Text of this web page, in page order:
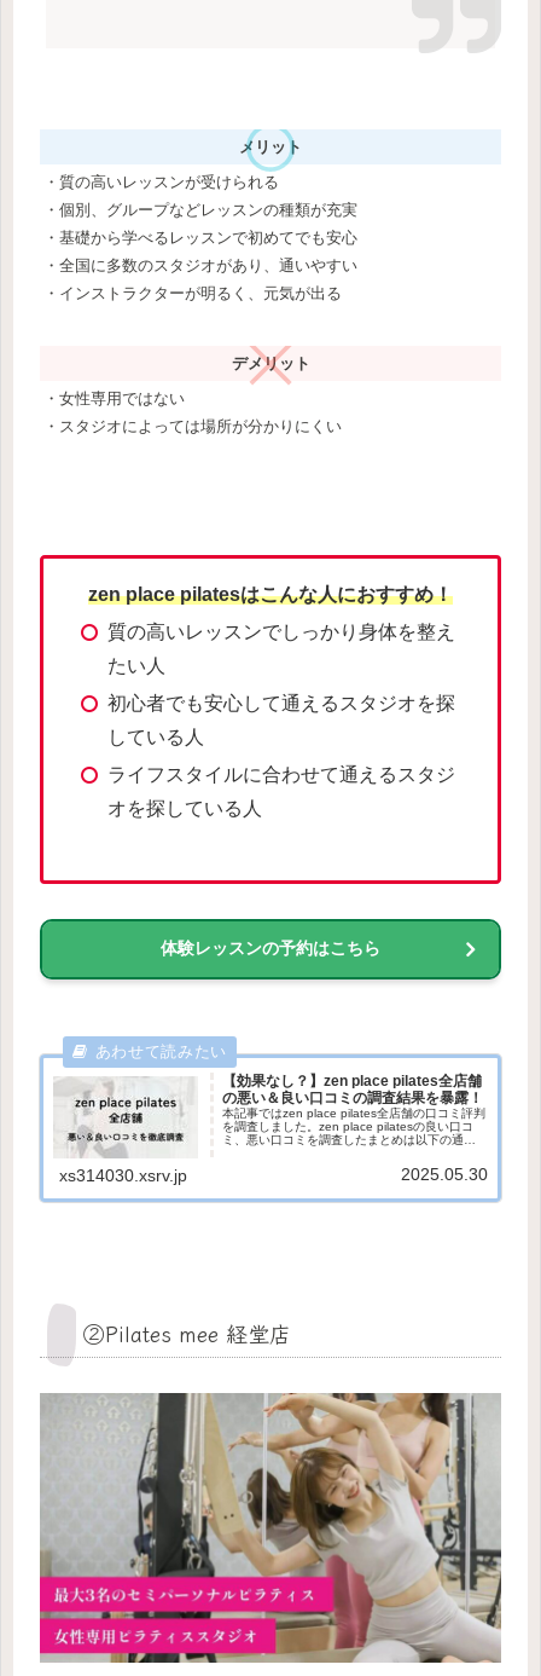
メリット
・質の高いレッスンが受けられる
・個別、グループなどレッスンの種類が充実
・基礎から学べるレッスンで初めてでも安心
・全国に多数のスタジオがあり、通いやすい
・インストラクターが明るく、元気が出る
デメリット
・女性専用ではない
・スタジオによっては場所が分かりにくい
zen place pilatesはこんな人におすすめ！
質の高いレッスンでしっかり身体を整え
たい人
初心者でも安心して通えるスタジオを探
している人
ライフスタイルに合わせて通えるスタジ
オを探している人
体験レッスンの予約はこちら
【効果なし？】zen place pilates全店舗
の悪い＆良い口コミの調査結果を暴露！
本記事ではzen place pilates全店舗の口コミ評判
を調査しました。zen place pilatesの良い口コ
ミ、悪い口コミを調査したまとめは以下の通り
xs314030.xsrv.jp 2025.05.30
②Pilates mee 経堂店